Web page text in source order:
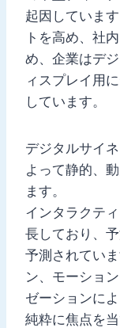
起因していま
トを高め、社
め、企業はデ
ィスプレイ用
しています。
デジタルサイ
よって静的、
ます。
インタラクテ
長しており、
予測されてい
ン、モーショ
ゼーションに
純粋に焦点を